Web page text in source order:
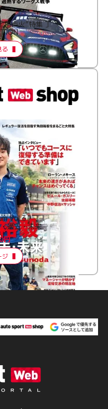
再点火”特集 ］
る
Vol.3
過去・未来
円
ジ